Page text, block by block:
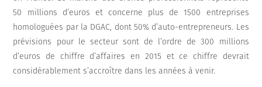
50 millions d’euros et concerne plus de 1500 entreprises
homologuées par la DGAC, dont 50% d’auto-entrepreneurs. Les
prévisions pour le secteur sont de l’ordre de 300 millions
d’euros de chiffre d’affaires en 2015 et ce chiffre devrait
considérablement s’accroître dans les années à venir.